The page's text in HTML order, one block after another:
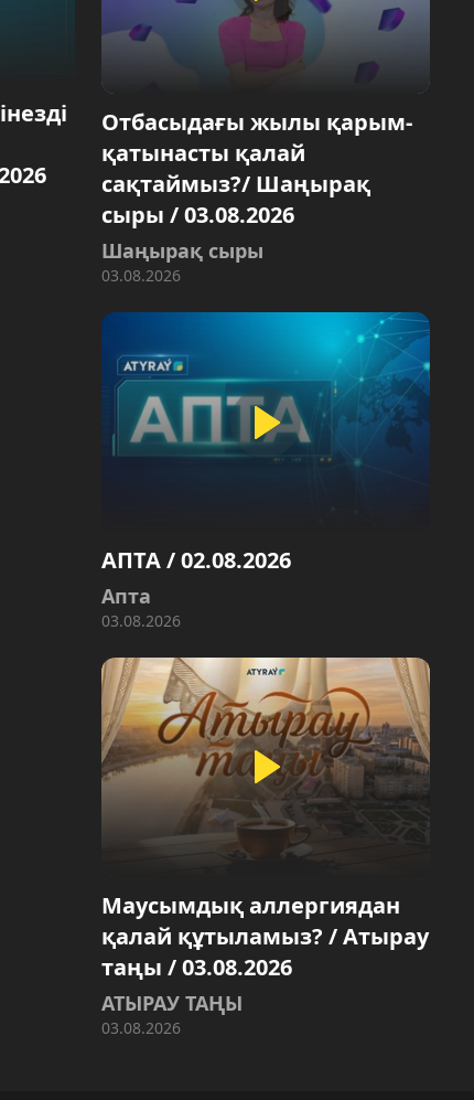
Отбасыдағы жылы қарым-
қатынасты қалай
сақтаймыз?/ Шаңырақ
сыры / 03.08.2026
Шаңырақ сыры
03.08.2026
АПТА / 02.08.2026
Aпта
03.08.2026
Маусымдық аллергиядан
қалай құтыламыз? / Атырау
таңы / 03.08.2026
АТЫРАУ ТАҢЫ
03.08.2026